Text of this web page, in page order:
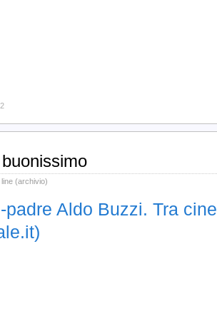
(archivio)
padre Aldo Buzzi. Tra